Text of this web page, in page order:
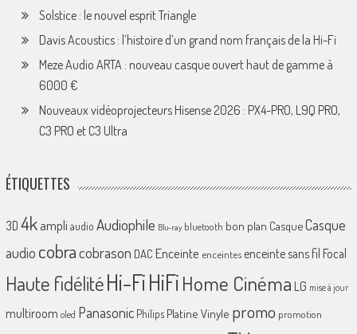
Solstice : le nouvel esprit Triangle
Davis Acoustics : l’histoire d’un grand nom français de la Hi-Fi
Meze Audio ARTA : nouveau casque ouvert haut de gamme à
6000 €
Nouveaux vidéoprojecteurs Hisense 2026 : PX4-PRO, L9Q PRO,
C3 PRO et C3 Ultra
ÉTIQUETTES
3D 4k ampliaudio Audiophile Blu-ray bluetooth bon plan CasqueCasque
audio cobracobrason DAC Enceinte enceintes enceinte sans fil Focal
Haute fidélitéHi-FiHiFiHome Cinéma LG mise à jour
multiroom oled Panasonic Philips Platine Vinyle promo promotion